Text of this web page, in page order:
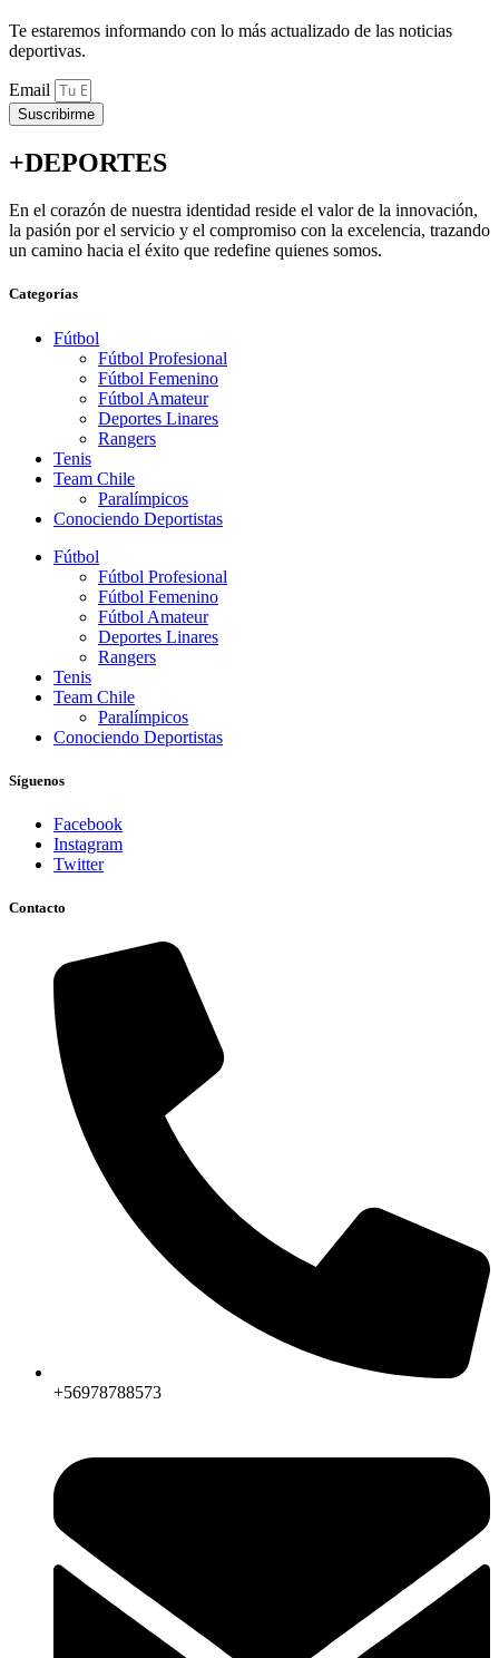
Te estaremos informando con lo más actualizado de las noticias
deportivas.
Email
Suscribirme
+DEPORTES
En el corazón de nuestra identidad reside el valor de la innovación,
la pasión por el servicio y el compromiso con la excelencia, trazando
un camino hacia el éxito que redefine quienes somos.
Categorías
Fútbol
Fútbol Profesional
Fútbol Femenino
Fútbol Amateur
Deportes Linares
Rangers
Tenis
Team Chile
Paralímpicos
Conociendo Deportistas
Fútbol
Fútbol Profesional
Fútbol Femenino
Fútbol Amateur
Deportes Linares
Rangers
Tenis
Team Chile
Paralímpicos
Conociendo Deportistas
Síguenos
Facebook
Instagram
Twitter
Contacto
+56978788573